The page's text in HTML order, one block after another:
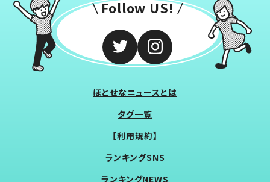
Follow US!
ほとせなニュースとは
タグ一覧
【利用規約】
ランキングSNS
ランキングNEWS